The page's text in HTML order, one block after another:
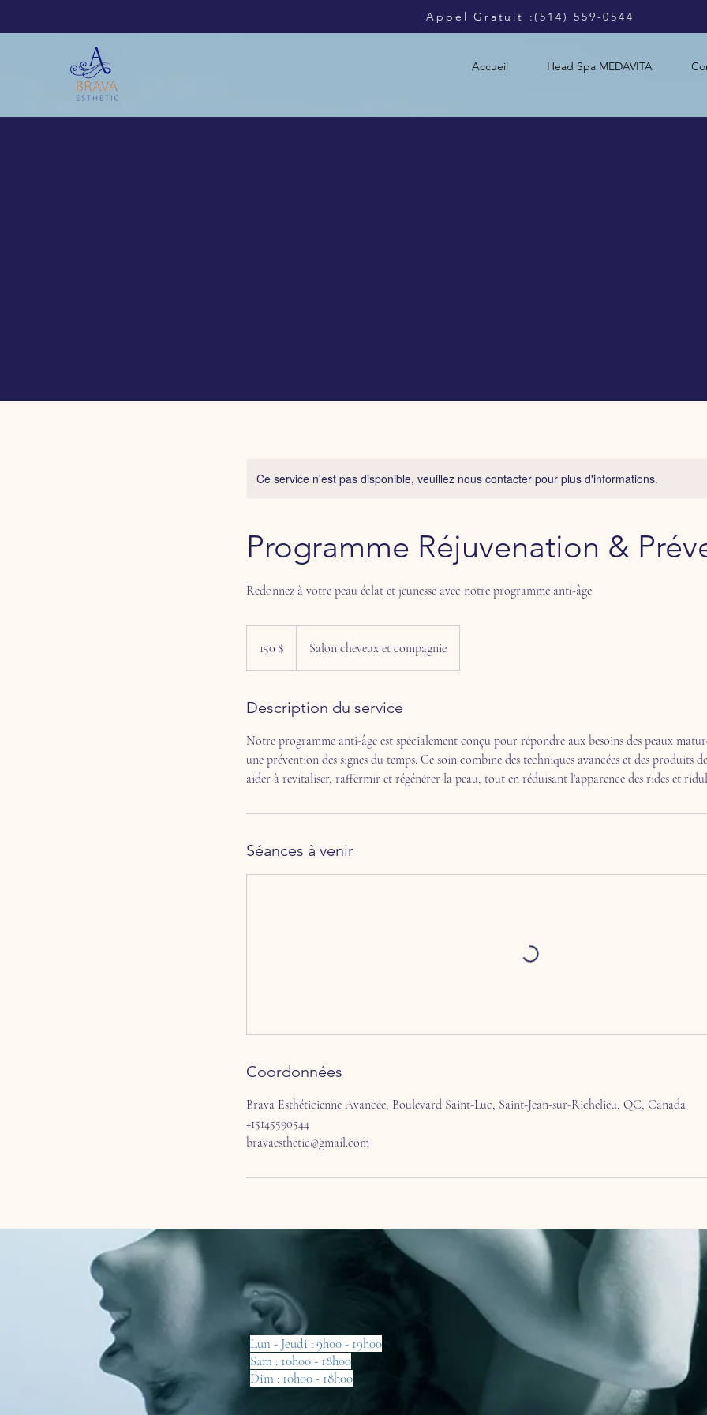
​Appel Gratuit :(514) 559-0544
Accueil Head Spa MEDAVITA
Ce service n'est pas disponible, veuillez nous contacter pour plus d'informations.
Programme Réjuvenation &
Redonnez à votre peau éclat et jeunesse avec notre programme anti-âge
150 $ Salon cheveux et compagnie
Description du service
Notre programme anti-âge est spécialement conçu pour répondre aux besoins des peaux
une prévention des signes du temps. Ce soin combine des techniques avancées et des produits
aider à revitaliser, raffermir et régénérer la peau, tout en réduisant l'apparence des rides et
Séances à venir
Coordonnées
Brava Esthéticienne Avancée, Boulevard Saint-Luc, Saint-Jean-sur-Richelieu, QC, Canada
+15145590544
bravaesthetic@gmail.com
Lun - Jeudi : 9h00 - 19h00
Sam : 10h00 - 18h00
Dim : 10h00 - 18h00